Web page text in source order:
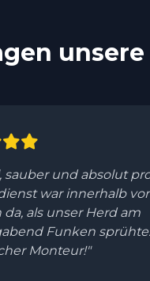
sauber und absolut
war innerhalb
als unser Herd am
Funken
Monteur!"